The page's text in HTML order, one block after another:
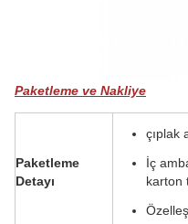
Paketleme ve Nakliye
Paketleme
Detayı
çıplak
İç
karton